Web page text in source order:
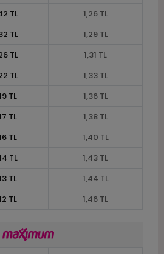
TL
1,26 TL
TL
1,29 TL
TL
1,31 TL
TL
1,33 TL
TL
1,36 TL
TL
1,38 TL
TL
1,40 TL
TL
1,43 TL
TL
1,44 TL
TL 1,46 TL